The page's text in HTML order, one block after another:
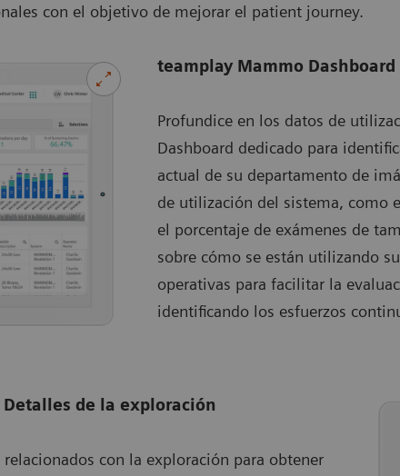
con el objetivo de mejorar el patient journey.
teamplay Mammo
Profundice en los datos de
Dashboard dedicado para
actual de su departamento de
de utilización del sistema, como
el porcentaje de exámenes de
sobre cómo se están utilizando
operativas para facilitar la
identificando los esfuerzos
de la exploración
con la exploración para obtener